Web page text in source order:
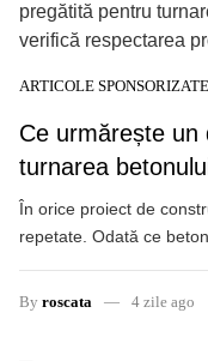
ARTICOLE SPONSORIZATE
Ce urmărește un
turnarea
În orice proiect de
repetate. Odată ce
By roscata 4 zile ago